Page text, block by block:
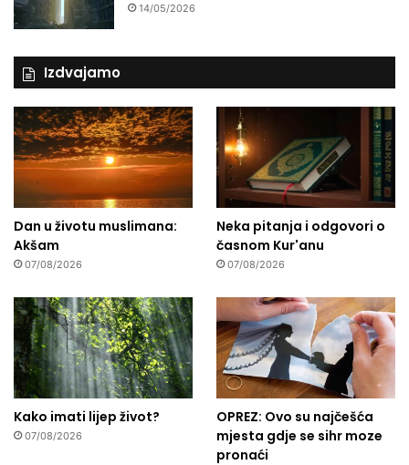
14/05/2026
Izdvajamo
Dan u životu muslimana:
Akšam
07/08/2026
Neka pitanja i odgovori o
časnom Kur'anu
07/08/2026
Kako imati lijep život?
07/08/2026
OPREZ: Ovo su najčešća
mjesta gdje se sihr moze
pronaći